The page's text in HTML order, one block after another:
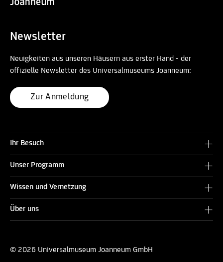
Newsletter
Neuigkeiten aus unseren Häusern aus erster Hand - der
offizielle Newsletter des Universalmuseums Joanneum:
Zur Anmeldung
Ihr Besuch
Unser Programm
Wissen und Vernetzung
Über uns
© 2026 Universalmuseum Joanneum GmbH